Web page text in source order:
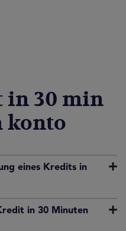
in 30 min
konto
eines Kredits in
in 30 Minuten